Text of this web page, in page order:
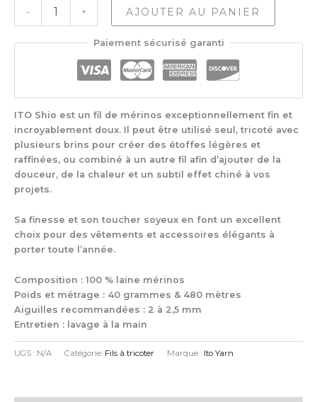
-
Shio
+ AJOUTER AU PANIER
Paiement sécurisé garanti
ITO Shio est un fil de mérinos exceptionnellement fin et
incroyablement doux. Il peut être utilisé seul, tricoté avec
plusieurs brins pour créer des étoffes légères et
raffinées, ou combiné à un autre fil afin d’ajouter de la
douceur, de la chaleur et un subtil effet chiné à vos
projets.
Sa finesse et son toucher soyeux en font un excellent
choix pour des vêtements et accessoires élégants à
porter toute l’année.
Composition : 100 % laine mérinos
Poids et métrage : 40 grammes & 480 mètres
Aiguilles recommandées : 2 à 2,5 mm
Entretien : lavage à la main
UGS : N/A Catégorie: Fils à tricoter Marque : Ito Yarn